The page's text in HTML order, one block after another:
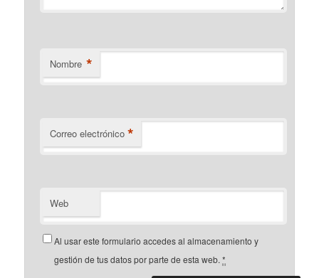
Nombre *
Correo electrónico *
Web
Al usar este formulario accedes al almacenamiento y
gestión de tus datos por parte de esta web.*